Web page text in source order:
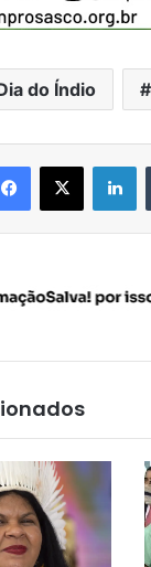
do Índio